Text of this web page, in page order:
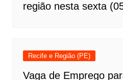
região nesta sexta
Recife e Região (PE)
Vaga de Emprego